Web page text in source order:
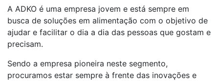
A ADKO é uma empresa jovem e está sempre em
busca de soluções em alimentação com o objetivo de
ajudar e facilitar o dia a dia das pessoas que gostam e
precisam.
Sendo a empresa pioneira neste segmento,
procuramos estar sempre à frente das inovações e